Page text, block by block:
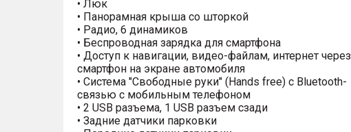
• Люк
• Панорамная крыша со шторкой
• Радио, 6 динамиков
• Беспроводная зарядка для смартфона
• Доступ к навигации, видео-файлам, интернет через
смартфон на экране автомобиля
• Система "Свободные руки" (Hands free) с Bluetooth-
связью с мобильным телефоном
• 2 USB разъема, 1 USB разъем сзади
• Задние датчики парковки